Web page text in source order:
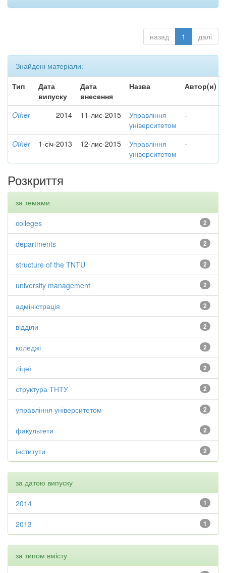
назад 1 далі
Знайдені матеріали:
Тип
Дата
випуску
Дата
внесення
Назва Автор(и)
Other 2014 11-лис-2015
Управління
університетом
-
Other 1-січ-2013 12-лис-2015
Управління
університетом
-
Розкриття
за темами
2
colleges
2
departments
2
structure of the TNTU
2
university management
2
адміністрація
2
відділи
2
коледжі
2
ліцеї
2
структура ТНТУ
2
управління університетом
2
факультети
2
інститути
за датою випуску
1
2014
1
2013
за типом вмісту